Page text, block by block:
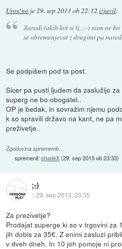
Uros!no je29. sep 2013 ob 22:12 izjavil:
Zaradi takih kot si ti, ;-) nam ne
se obremenjevat z drugimi pa
Se podpišem pod ta post.
Sicer pa pusti ljudem da zaslužijo
superg ne bo obogatel..
OP je bedak, in sovražim njemu
k so spravili državo na kant, ne pa
preživetje.
Zgodovina sprememb…
spremenil:shadeX(29. sep 2013 ob 23:33)
;-)
::29. sep 2013, 23:35
Za prezivetje?
Prodajat superge ki so v trgovini za
jih dobis za 35€. Z enimi zasluzi
v dveh dneh. In 10 joh pomoje ni